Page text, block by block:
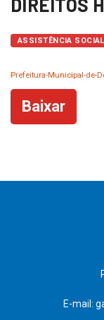
DIREITOS
ASSISTÊNCIA SOCIAL
Prefeitura-Municipal-de-
Baixar
E-mail: